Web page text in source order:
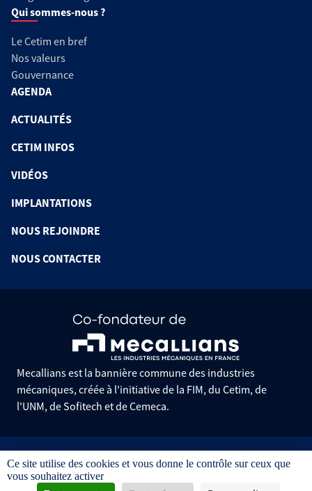
Qui sommes-nous ?
Le Cetim en bref
Nos valeurs
Gouvernance
AGENDA
ACTUALITÉS
CETIM INFOS
VIDÉOS
IMPLANTATIONS
NOUS REJOINDRE
NOUS CONTACTER
Mecallians est la bannière commune des industries
mécaniques, créée à l'initiative de la FIM, du Cetim, de
l'UNM, de Sofitech et de Cemeca.
Informations pratiques
Mentions légales
Données personnelles
Ce site utilise des cookies et vous donne le contrôle sur ceux que
vous souhaitez activer